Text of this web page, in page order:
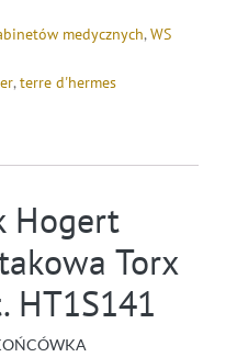
medycznych, WS
, terre d'hermes
Hogert
Torx
HT1S141